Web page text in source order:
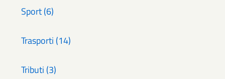
Sport (6)
Trasporti (14)
Tributi (3)